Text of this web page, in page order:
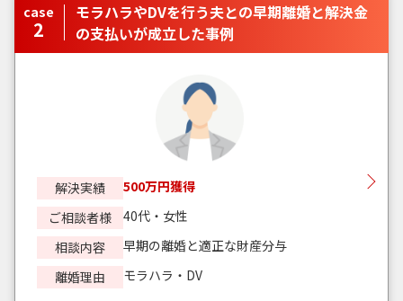
case
2
モラハラやDVを行う夫との早期離婚と解決金
の支払いが成立した事例
解決実績
500万円獲得
ご相談者様
40代・女性
相談内容
早期の離婚と適正な財産分与
離婚理由
モラハラ・DV